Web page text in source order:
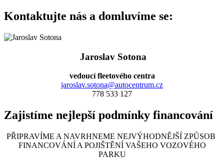
Kontaktujte nás a domluvíme se:
Jaroslav Sotona
vedoucí fleetového centra
jaroslav.sotona@autocentrum.cz
778 533 127
Zajistíme nejlepší podmínky financování
PŘIPRAVÍME A NAVRHNEME NEJVÝHODNĚJŠÍ ZPŮSOB
FINANCOVÁNÍ A POJIŠTĚNÍ VAŠEHO VOZOVÉHO
PARKU